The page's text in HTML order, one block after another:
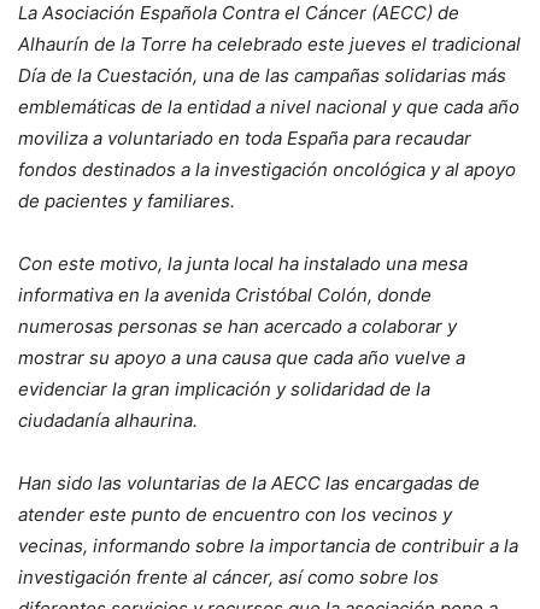
La Asociación Española Contra el Cáncer (AECC) de
Alhaurín de la Torre ha celebrado este jueves el tradicional
Día de la Cuestación, una de las campañas solidarias más
emblemáticas de la entidad a nivel nacional y que cada año
moviliza a voluntariado en toda España para recaudar
fondos destinados a la investigación oncológica y al apoyo
de pacientes y familiares.
Con este motivo, la junta local ha instalado una mesa
informativa en la avenida Cristóbal Colón, donde
numerosas personas se han acercado a colaborar y
mostrar su apoyo a una causa que cada año vuelve a
evidenciar la gran implicación y solidaridad de la
ciudadanía alhaurina.
Han sido las voluntarias de la AECC las encargadas de
atender este punto de encuentro con los vecinos y
vecinas, informando sobre la importancia de contribuir a la
investigación frente al cáncer, así como sobre los